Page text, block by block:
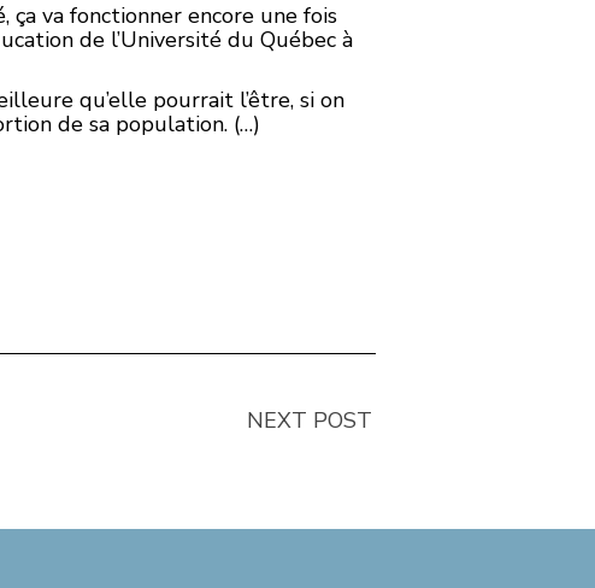
ça va fonctionner encore une fois
de l’Université du Québec à
qu’elle pourrait l’être, si on
de sa population. (…)
NEXT POST